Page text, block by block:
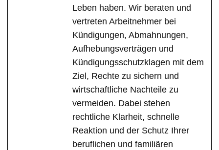
Leben haben. Wir beraten und
vertreten Arbeitnehmer bei
Kündigungen, Abmahnungen,
Aufhebungsverträgen und
Kündigungsschutzklagen mit dem
Ziel, Rechte zu sichern und
wirtschaftliche Nachteile zu
vermeiden. Dabei stehen
rechtliche Klarheit, schnelle
Reaktion und der Schutz Ihrer
beruflichen und familiären